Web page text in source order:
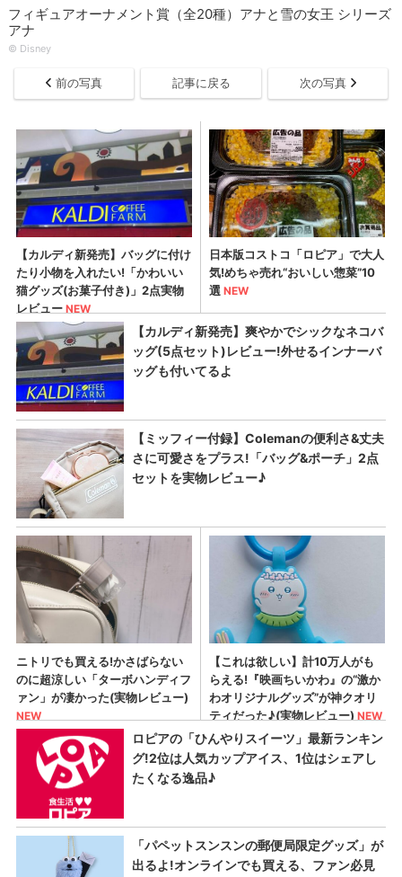
フィギュアオーナメント賞（全20種）アナと雪の女王 シリーズ
アナ
© Disney
前の写真 記事に戻る 次の写真